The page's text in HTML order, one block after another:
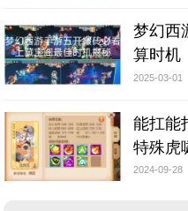
梦幻西
算时机
2025-03-01
能扛能
特殊虎
2024-09-28